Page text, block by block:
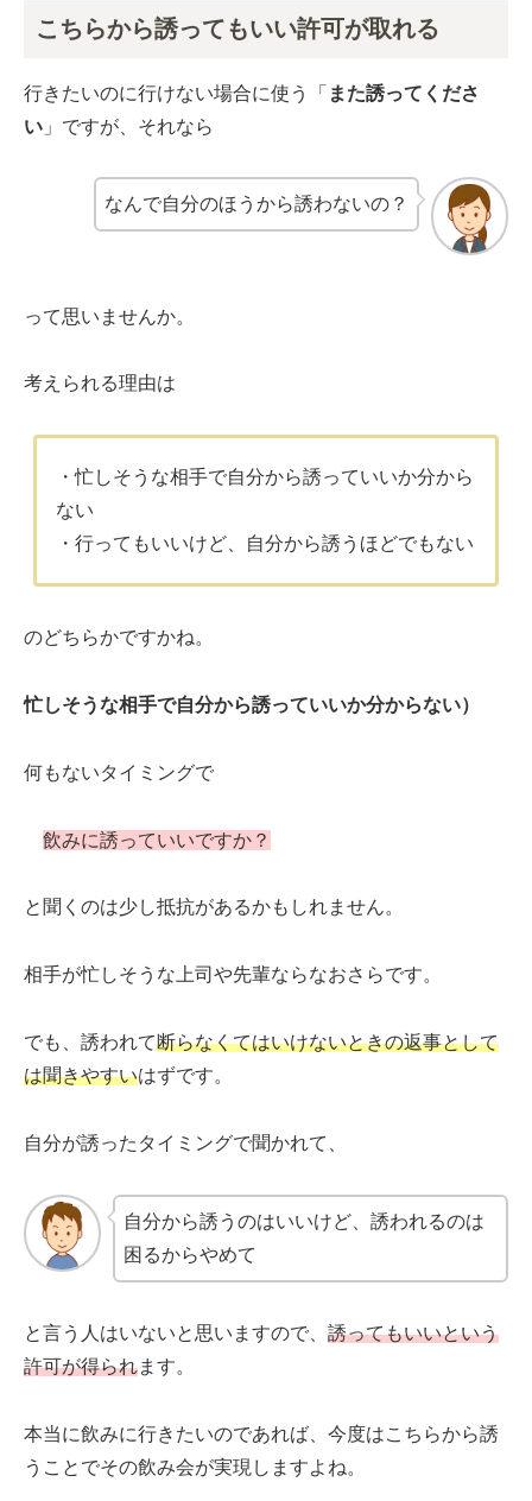
こちらから誘ってもいい許可が取れる
行きたいのに行けない場合に使う「 また誘ってくださ
い 」ですが、それなら
なんで自分のほうから誘わないの？
って思いませんか。
考えられる理由は
・忙しそうな相手で自分から誘っていいか分から
ない
・行ってもいいけど、自分から誘うほどでもない
のどちらかですかね。
忙しそうな相手で自分から誘っていいか分からない）
何もないタイミングで
飲みに誘っていいですか？
と聞くのは少し抵抗があるかもしれません。
相手が忙しそうな上司や先輩ならなおさらです。
でも、誘われて断らなくてはいけないときの返事として
は聞きやすいはずです。
自分が誘ったタイミングで聞かれて、
自分から誘うのはいいけど、誘われるのは
困るからやめて
と言う人はいないと思いますので、 誘ってもいいという
許可が得られます。
本当に飲みに行きたいのであれば、今度はこちらから誘
うことでその飲み会が実現しますよね。